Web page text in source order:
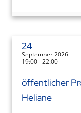
24
September 2026
19:00 - 22:00
öffentlicher
Heliane